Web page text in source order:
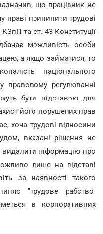
що працівник не
припинити трудові
та ст. 43 Конституції
можливість особи
а якщо займатися, то
національного
правовому регулюванні
бути підставою для
його порушених прав
хоча трудові відносини
вказані рішення не
видалити інформацію про
лише на підставі
за наявності такого
"трудове рабство"
в корпоративних